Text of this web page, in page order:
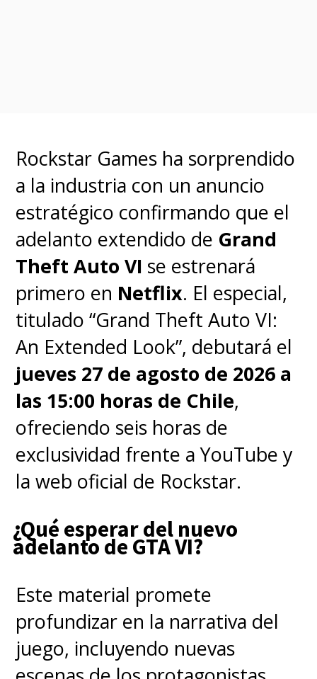
Rockstar Games ha sorprendido
a la industria con un anuncio
estratégico confirmando que el
adelanto extendido de Grand
Theft Auto VI se estrenará
primero en Netflix. El especial,
titulado “Grand Theft Auto VI:
An Extended Look”, debutará el
jueves 27 de agosto de 2026 a
las 15:00 horas de Chile,
ofreciendo seis horas de
exclusividad frente a YouTube y
la web oficial de Rockstar.
¿Qué esperar del nuevo
adelanto de GTA VI?
Este material promete
profundizar en la narrativa del
juego, incluyendo nuevas